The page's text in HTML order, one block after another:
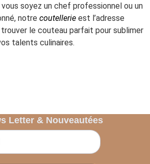
soyez un chef professionnel ou un
notre coutellerie est l’adresse
le couteau parfait pour sublimer
talents culinaires.
Letter & Nouveautées